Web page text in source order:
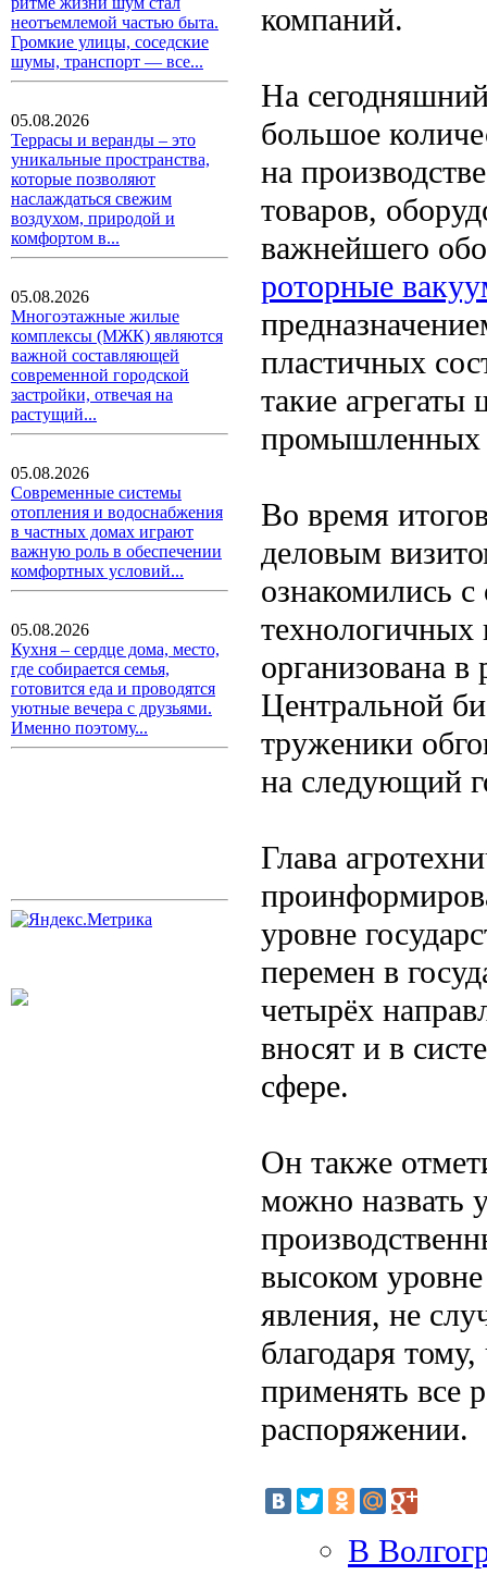
неотъемлемой частью быта.
Громкие улицы, соседские
шумы, транспорт — все...
05.08.2026
Террасы и веранды – это
уникальные пространства,
которые позволяют
наслаждаться свежим
воздухом, природой и
комфортом в...
05.08.2026
Многоэтажные жилые
комплексы (МЖК) являются
важной составляющей
современной городской
застройки, отвечая на
растущий...
05.08.2026
Современные системы
отопления и водоснабжения
в частных домах играют
важную роль в обеспечении
комфортных условий...
05.08.2026
Кухня – сердце дома, место,
где собирается семья,
готовится еда и проводятся
уютные вечера с друзьями.
Именно поэтому...
компаний.
На
большое
на
товаров,
важнейшего
роторные
пластичных
такие
промышленных
Во время
деловым
ознакомились
технологичных
организована
Центральной
труженики
на следующий
Глава
уровне
перемен в
четырёх
вносят и в
сфере.
Он также
можно назвать
высоком
явления, не
благодаря
применять все
распоряжении.
В